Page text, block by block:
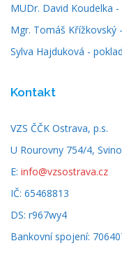
MUDr. David Koudelka
Mgr. Tomáš Křížkovský
Sylva Hajduková -
Kontakt
VZS ČČK Ostrava, p.s.
U Rourovny 754/4,
E: info@vzsostrava.cz
IČ: 65468813
DS: r967wy4
Bankovní spojení: